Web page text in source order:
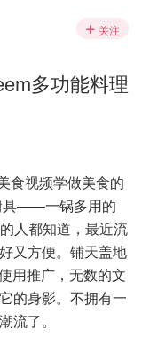
关注
多功能料理
食视频学做美食的
具——一锅多用的
人都知道，最近流
又方便。铺天盖地
用推广，无数的文
的身影。不拥有一
流了。